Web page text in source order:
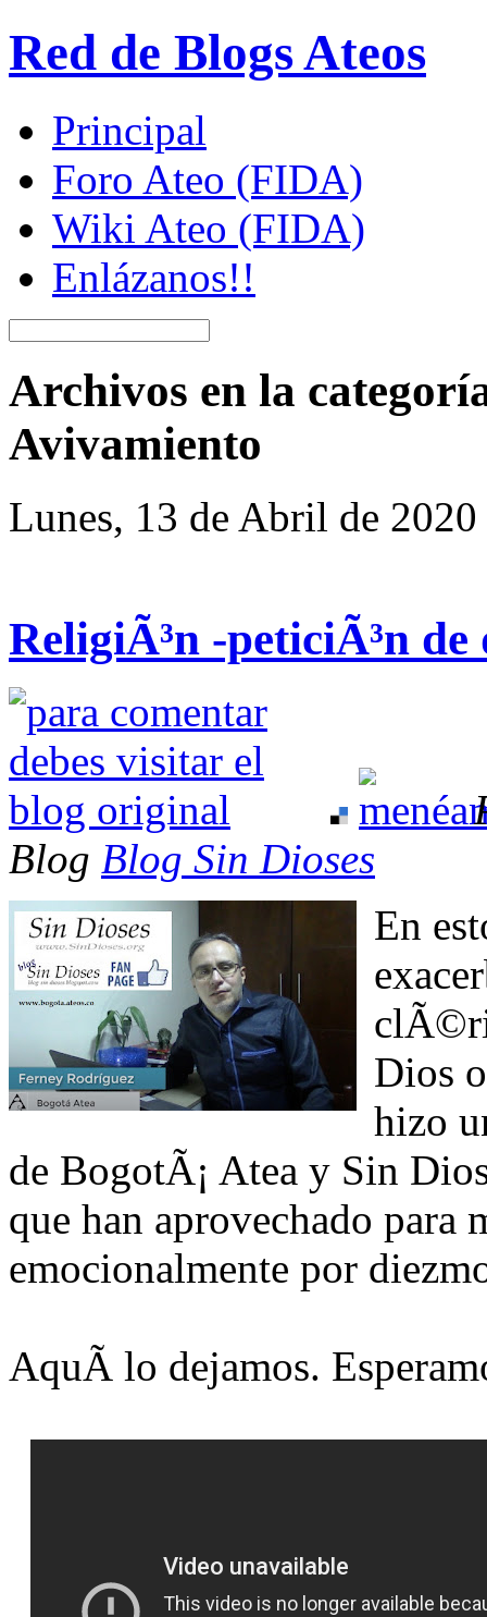
Red de Blogs Ateos
Principal
Foro Ateo (FIDA)
Wiki Ateo (FIDA)
Enlázanos!!
Archivos en la
Avivamiento
Lunes, 13 de Abril de 2020
ReligiÃ³n -peticiÃ³n
Blog Blog Sin Dioses
En
Dios
hizo
de BogotÃ¡ Atea y Sin
que han aprovechado para
emocionalmente por
AquÃ­ lo dejamos.